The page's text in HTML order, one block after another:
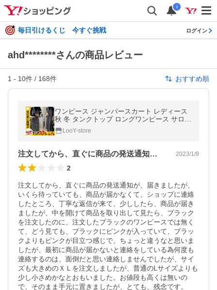
i
毎日引けるくじ 今すぐ挑戦 ログイン
ahd********さんの商品レビュー
1 - 10件 / 168件 おすすめ順
ワンピース ジャンパースカート レディース
秋 冬 タンクトップ ロングワンピース サロペ
ットスカート ジャンスカ きれいめ 秋冬 30
代 40代 50代
LooY-store
注文してから、直ぐに商品の発送通知が、… 2023/1/9
2
注文してから、直ぐに商品の発送通知が、届きましたが、
いくら待っていても、商品が届かなくて、ショップに連絡
したところ、丁寧な返信が来て、少ししたら、商品が届き
ましたが、中を開けて商品を取り出して見たら、ブラック
を注文したのに、注文したブラックのワンピースでは無く
て、どう見ても、ブラックにピンクが入っていて、ブラッ
クよりもピンクが目立つ感じで、ちょっと違うなと思いま
したが、最初に商品が届かないと連絡をしている為何度も
連絡するのは、面倒だと思い連絡しませんでしたが、サイ
ズも大きめのＸＬを注文しましたが、普通のLサイズよりも
少し小さめかなとおもいました。お値段も高くは無いの
で、そのまま手元に置きましたが、とても、残念です。